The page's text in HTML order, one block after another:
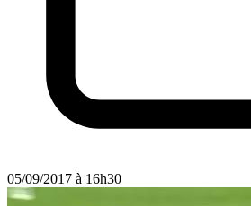
05/09/2017 à 16h30